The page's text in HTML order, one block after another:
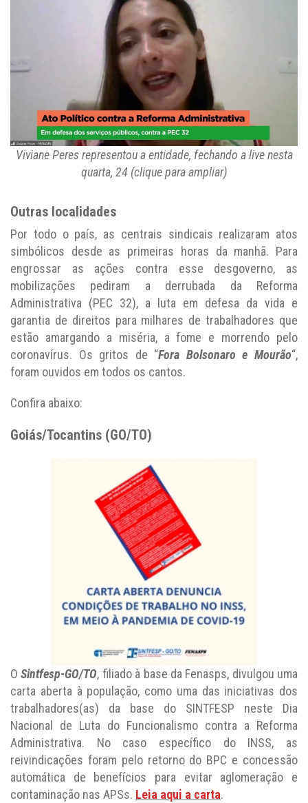
Viviane Peres representou a entidade, fechando a live nesta
quarta, 24 (clique para ampliar)
Outras localidades
Por todo o país, as centrais sindicais realizaram atos
simbólicos desde as primeiras horas da manhã. Para
engrossar as ações contra esse desgoverno, as
mobilizações pediram a derrubada da Reforma
Administrativa (PEC 32), a luta em defesa da vida e
garantia de direitos para milhares de trabalhadores que
estão amargando a miséria, a fome e morrendo pelo
coronavírus. Os gritos de “Fora Bolsonaro e Mourão“,
foram ouvidos em todos os cantos.
Confira abaixo:
Goiás/Tocantins (GO/TO)
OSintfesp-GO/TO, filiado à base da Fenasps, divulgou uma
carta aberta à população, como uma das iniciativas dos
trabalhadores(as) da base do SINTFESP neste Dia
Nacional de Luta do Funcionalismo contra a Reforma
Administrativa. No caso específico do INSS, as
reivindicações foram pelo retorno do BPC e concessão
automática de benefícios para evitar aglomeração e
contaminação nas APSs. Leia aqui a carta.